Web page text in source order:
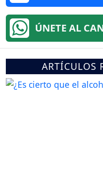
ÚNETE AL
ARTÍCULOS